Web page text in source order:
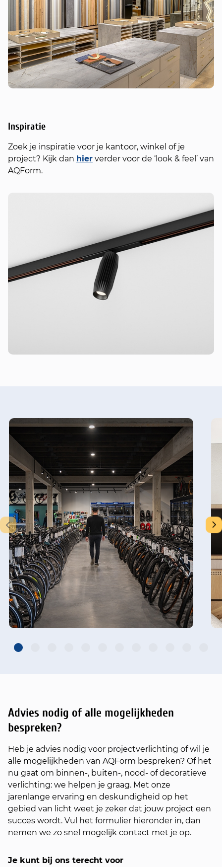
Inspiratie
Zoek je inspiratie voor je kantoor, winkel of je
project? Kijk dan hier verder voor de ‘look & feel’ van
AQForm.
Advies nodig of alle mogelijkheden
bespreken?
Heb je advies nodig voor projectverlichting of wil je
alle mogelijkheden van AQForm bespreken? Of het
nu gaat om binnen-, buiten-, nood- of decoratieve
verlichting: we helpen je graag. Met onze
jarenlange ervaring en deskundigheid op het
gebied van licht weet je zeker dat jouw project een
succes wordt. Vul het formulier hieronder in, dan
nemen we zo snel mogelijk contact met je op.
Je kunt bij ons terecht voor